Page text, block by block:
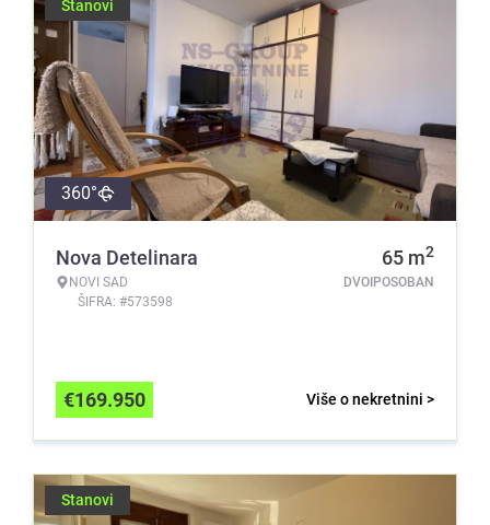
Stanovi
360°
Nova Detelinara
NOVI SAD
ŠIFRA: #573598
65 m2
DVOIPOSOBAN
Više o nekretnini >
€169.950
Stanovi